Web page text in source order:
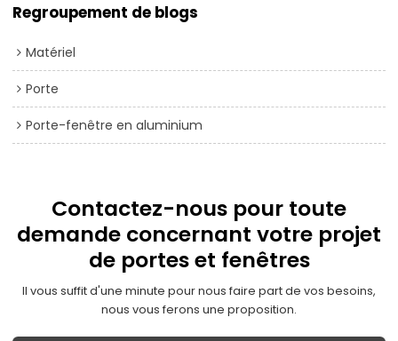
Regroupement de blogs
Matériel
Porte
Porte-fenêtre en aluminium
Contactez-nous pour toute
demande concernant votre projet
de portes et fenêtres
Il vous suffit d'une minute pour nous faire part de vos besoins,
nous vous ferons une proposition.